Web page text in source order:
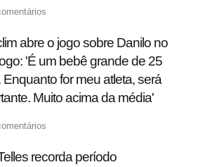
abre o jogo sobre Danilo no
'É um bebê grande de 25
Enquanto for meu atleta, será
Muito acima da média'
recorda período